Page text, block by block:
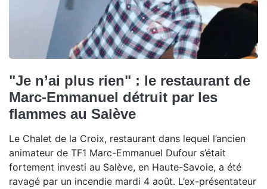
"Je n’ai plus rien" : le restaurant de
Marc-Emmanuel détruit par les
flammes au Salève
Le Chalet de la Croix, restaurant dans lequel l’ancien
animateur de TF1 Marc-Emmanuel Dufour s’était
fortement investi au Salève, en Haute-Savoie, a été
ravagé par un incendie mardi 4 août. L’ex-présentateur